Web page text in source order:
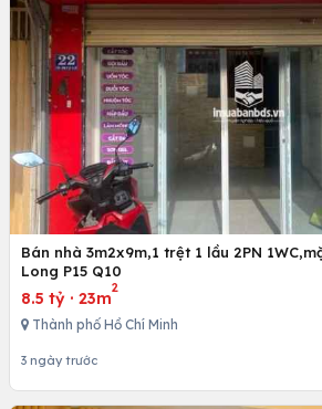
Bán nhà 3m2x9m,1 trệt 1 lầu 2PN
Long P15 Q10
8.5 tỷ · 23m
2
Thành phố Hồ Chí Minh
3 ngày trước